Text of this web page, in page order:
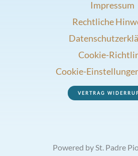
Impressum
Rechtliche
Cookie-
Cookie-
VERTRAG
Powered by St. Padre